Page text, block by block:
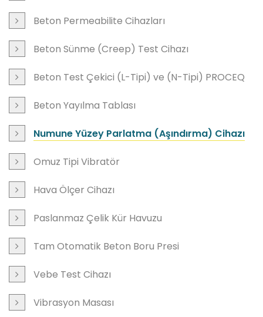
Beton Permeabilite Cihazları
Beton Sünme (Creep) Test Cihazı
Beton Test Çekici (L-Tipi) ve (N-Tipi) PROCEQ
Beton Yayılma Tablası
Numune Yüzey Parlatma (Aşındırma) Cihazı
Omuz Tipi Vibratör
Hava Ölçer Cihazı
Paslanmaz Çelik Kür Havuzu
Tam Otomatik Beton Boru Presi
Vebe Test Cihazı
Vibrasyon Masası